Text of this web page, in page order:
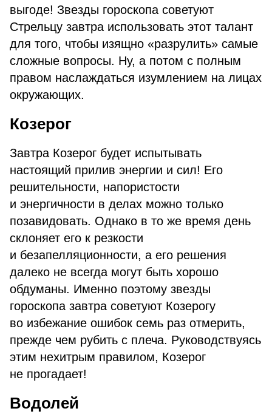
выгоде! Звезды гороскопа советуют
Стрельцу завтра использовать этот талант
для того, чтобы изящно «разрулить» самые
сложные вопросы. Ну, а потом с полным
правом наслаждаться изумлением на лицах
окружающих.
Козерог
Завтра Козерог будет испытывать
настоящий прилив энергии и сил! Его
решительности, напористости
и энергичности в делах можно только
позавидовать. Однако в то же время день
склоняет его к резкости
и безапелляционности, а его решения
далеко не всегда могут быть хорошо
обдуманы. Именно поэтому звезды
гороскопа завтра советуют Козерогу
во избежание ошибок семь раз отмерить,
прежде чем рубить с плеча. Руководствуясь
этим нехитрым правилом, Козерог
не прогадает!
Водолей